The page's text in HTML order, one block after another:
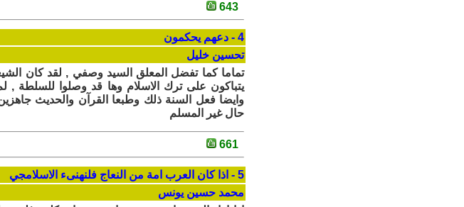
643
4 - دعهم يحكمون
تحسين خليل
تماما كما تفضل المعلق السيد وصفي , لقد كان
يتباكون على ترك الاسلام وها قد وصلوا للسلطة ,
وايضا فعل السنة ذلك وطبعا القرآن والحديث
حال غير المسلم
661
5 - اذا كان العرب امة من النعاج فلنهنىء الاسلامجي
محمد حسين يونس